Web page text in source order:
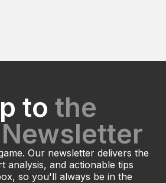
to the
Our newsletter delivers the
analysis, and actionable tips
so you'll always be in the